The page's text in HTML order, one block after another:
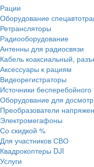
Рации
Оборудование
Ретрансляторы
Радиооборудование
Антенны для радиосвязи
Кабель коаксиальный,
Аксессуары к рациям
Видеорегистраторы
Источники
Оборудование для
Преобразователи
Электромегафоны
Со скидкой %
Для участников СВО
Квадрокоптеры DJI
Услуги